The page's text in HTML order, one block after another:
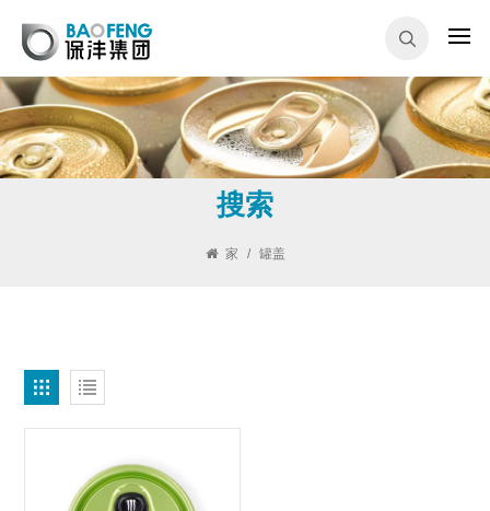
搜索
家 / 罐盖